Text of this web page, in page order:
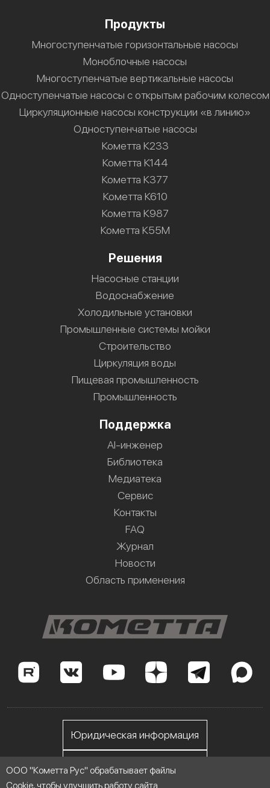
Продукты
Многоступенчатые горизонтальные насосы
Моноблочные насосы
Многоступенчатые вертикальные насосы
Одноступенчатые насосы с открытым рабочим колесом
Циркуляционные насосы конструкции «в линию»
Одноступенчатые насосы
Кометта К233
Кометта К144
Кометта К377
Кометта К610
Кометта К987
Кометта К55М
Решения
Насосные станции
Водоснабжение
Холодильные установки
Промышленные системы мойки
Строительство
Циркуляция воды
Пищевая промышленность
Промышленность
Поддержка
AI-инженер
Библиотека
Медиатека
Сервис
Контакты
FAQ
Журнал
Новости
Область применения
Юридическая информация
Личный кабинет
ООО "Кометта Рус" обрабатывает файлы
Cookie, чтобы улучшить работу сайта.